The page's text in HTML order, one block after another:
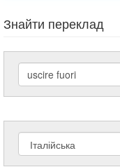
Знайти переклад